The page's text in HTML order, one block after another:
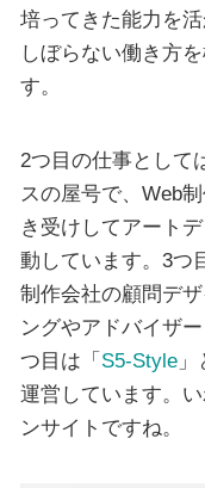
培ってきた能力を
しぼらない働き方
す。
2つ目の仕事として
スの屋号で、Web
き受けしてアート
動しています。3つ
制作会社の顧問デ
ングやアドバイザ
つ目は「S5-Style」
運営しています。
ンサイトですね。